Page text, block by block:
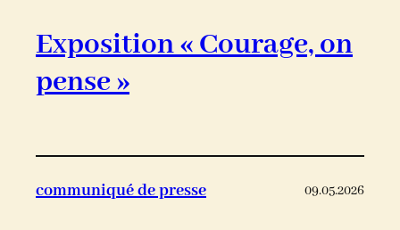
Exposition « Courage, on
pense »
communiqué de presse 09.05.2026